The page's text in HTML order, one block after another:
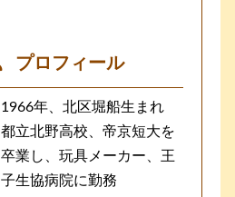
プロフィール
1966年、北区堀船生まれ
都立北野高校、帝京短大を
卒業し、玩具メーカー、王
子生協病院に勤務